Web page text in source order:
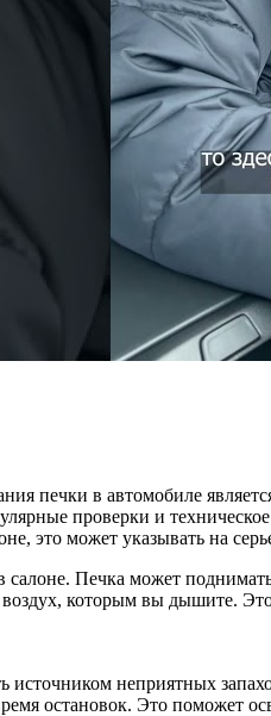
печки в автомобиле
проверки и
это может указывать на
салоне. Печка может
которым вы дышите.
источником неприятных
остановок. Это поможет